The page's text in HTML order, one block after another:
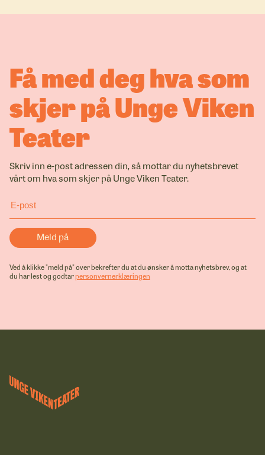
Få med deg hva som
skjer på Unge Viken
Teater
Skriv inn e-post adressen din, så mottar du nyhetsbrevet
vårt om hva som skjer på Unge Viken Teater.
Ved å klikke "meld på" over bekrefter du at du ønsker å motta nyhetsbrev, og at
du har lest og godtarpersonvernerklæringen